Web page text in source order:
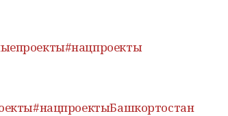
#нацпроекты
#нацпроектыБашкортостан